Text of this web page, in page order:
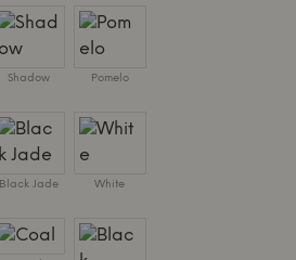
Shadow Pomelo
Black Jade White